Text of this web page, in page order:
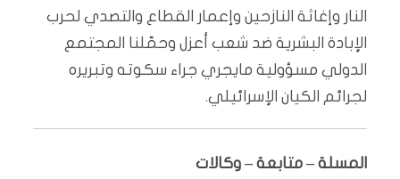
النار وإغاثة النازحين وإعمار القطاع والتصدي لحرب
الإبادة البشرية ضد شعب أعزل وحمّلنا المجتمع
الدولي مسؤولية مايجري جراء سكوته وتبريره
لجرائم الكيان الإسرائيلي.
المسلة – متابعة – وكالات